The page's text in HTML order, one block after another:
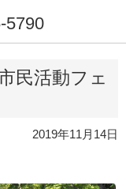
5790
民活動フェ
2019年11月14日